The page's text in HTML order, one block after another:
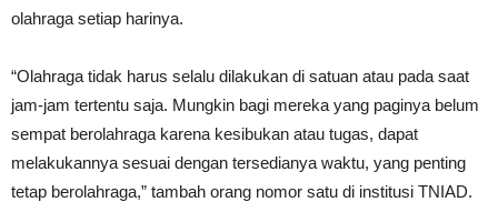
olahraga setiap harinya.
“Olahraga tidak harus selalu dilakukan di satuan atau pada saat
jam-jam tertentu saja. Mungkin bagi mereka yang paginya belum
sempat berolahraga karena kesibukan atau tugas, dapat
melakukannya sesuai dengan tersedianya waktu, yang penting
tetap berolahraga,” tambah orang nomor satu di institusi TNIAD.